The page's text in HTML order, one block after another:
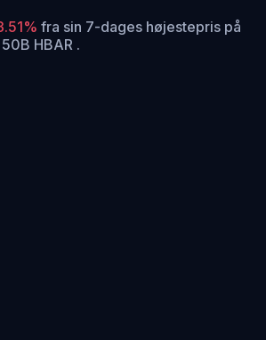
fra sin 7-dages højestepris på
HBAR .